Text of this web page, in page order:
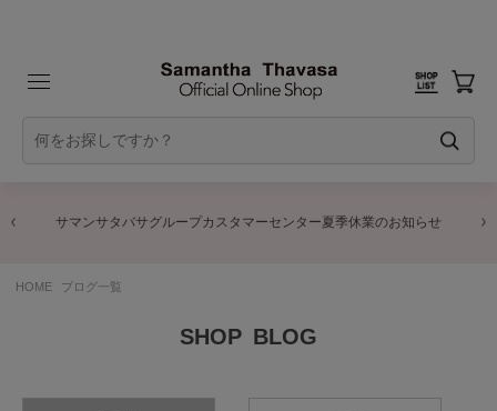
サマンサタバサグループカスタマーセンター夏季休業のお知らせ
HOME ブログ一覧
BLOG